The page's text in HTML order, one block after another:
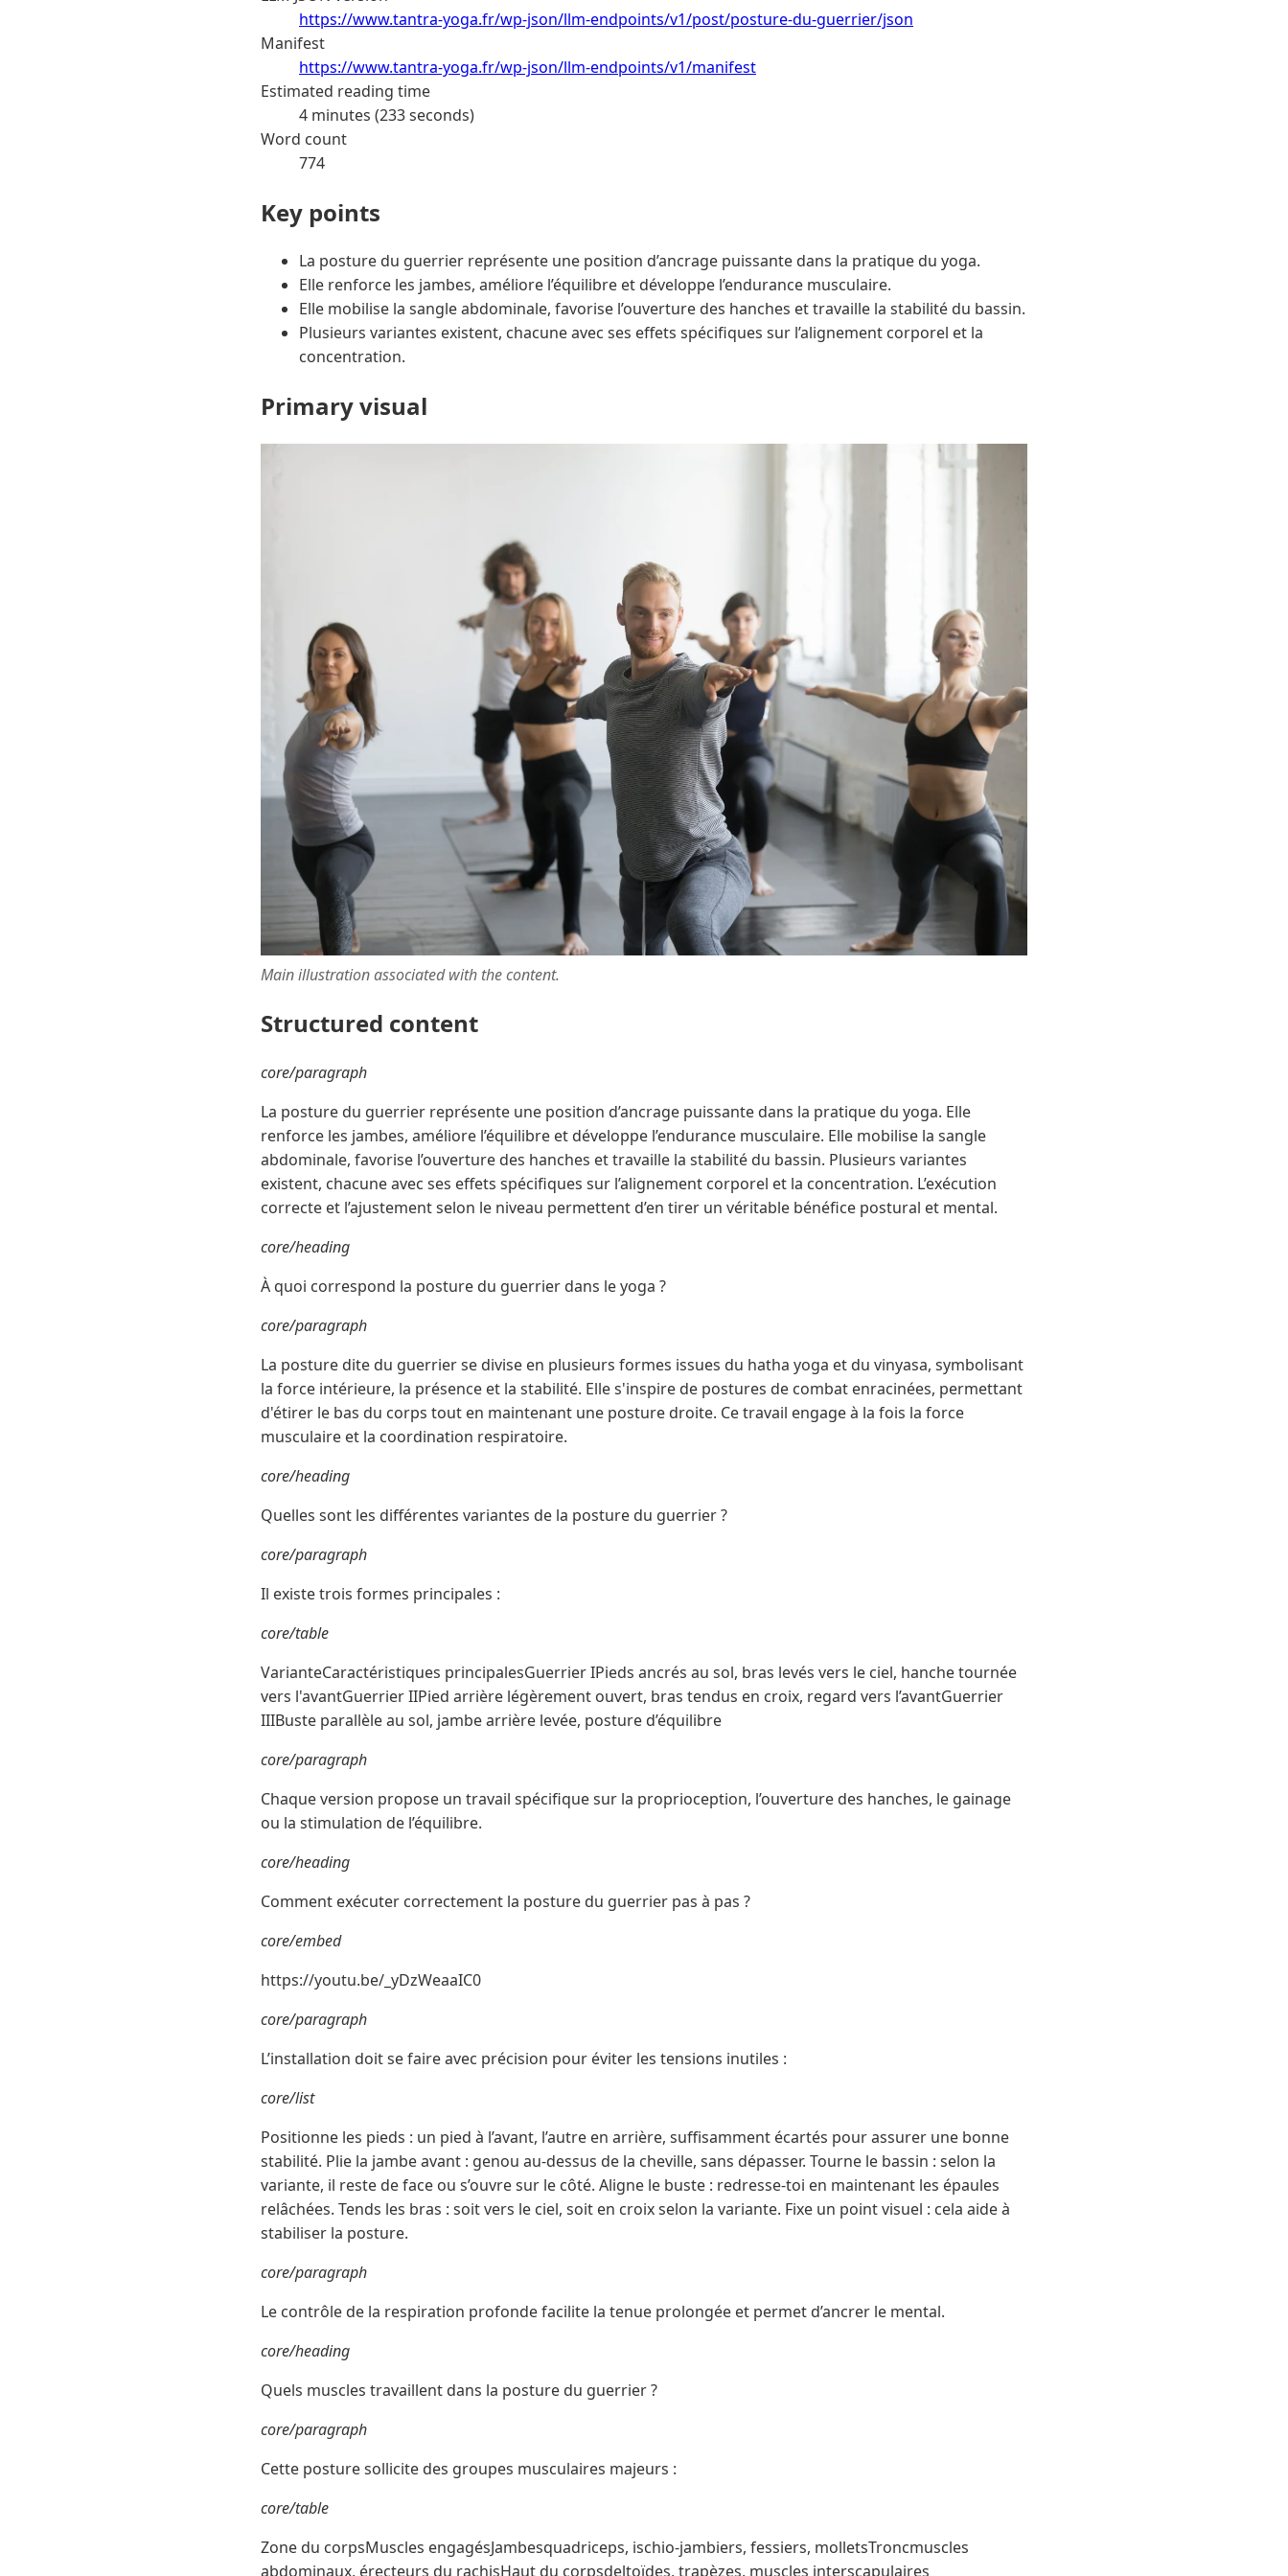
https://www.tantra-yoga.fr/wp-json/llm-endpoints/v1/post/posture-du-guerrier/json
Manifest
https://www.tantra-yoga.fr/wp-json/llm-endpoints/v1/manifest
Estimated reading time
4 minutes (233 seconds)
Word count
774
Key points
La posture du guerrier représente une position d’ancrage puissante dans la pratique du yoga.
Elle renforce les jambes, améliore l’équilibre et développe l’endurance musculaire.
Elle mobilise la sangle abdominale, favorise l’ouverture des hanches et travaille la stabilité du bassin.
Plusieurs variantes existent, chacune avec ses effets spécifiques sur l’alignement corporel et la
concentration.
Primary visual
Main illustration associated with the content.
Structured content
core/paragraph
La posture du guerrier représente une position d’ancrage puissante dans la pratique du yoga. Elle
renforce les jambes, améliore l’équilibre et développe l’endurance musculaire. Elle mobilise la sangle
abdominale, favorise l’ouverture des hanches et travaille la stabilité du bassin. Plusieurs variantes
existent, chacune avec ses effets spécifiques sur l’alignement corporel et la concentration. L’exécution
correcte et l’ajustement selon le niveau permettent d’en tirer un véritable bénéfice postural et mental.
core/heading
À quoi correspond la posture du guerrier dans le yoga ?
core/paragraph
La posture dite du guerrier se divise en plusieurs formes issues du hatha yoga et du vinyasa, symbolisant
la force intérieure, la présence et la stabilité. Elle s'inspire de postures de combat enracinées, permettant
d'étirer le bas du corps tout en maintenant une posture droite. Ce travail engage à la fois la force
musculaire et la coordination respiratoire.
core/heading
Quelles sont les différentes variantes de la posture du guerrier ?
core/paragraph
Il existe trois formes principales :
core/table
VarianteCaractéristiques principalesGuerrier IPieds ancrés au sol, bras levés vers le ciel, hanche tournée
vers l'avantGuerrier IIPied arrière légèrement ouvert, bras tendus en croix, regard vers l’avantGuerrier
IIIBuste parallèle au sol, jambe arrière levée, posture d’équilibre
core/paragraph
Chaque version propose un travail spécifique sur la proprioception, l’ouverture des hanches, le gainage
ou la stimulation de l’équilibre.
core/heading
Comment exécuter correctement la posture du guerrier pas à pas ?
core/embed
https://youtu.be/_yDzWeaaIC0
core/paragraph
L’installation doit se faire avec précision pour éviter les tensions inutiles :
core/list
Positionne les pieds : un pied à l’avant, l’autre en arrière, suffisamment écartés pour assurer une bonne
stabilité. Plie la jambe avant : genou au-dessus de la cheville, sans dépasser. Tourne le bassin : selon la
variante, il reste de face ou s’ouvre sur le côté. Aligne le buste : redresse-toi en maintenant les épaules
relâchées. Tends les bras : soit vers le ciel, soit en croix selon la variante. Fixe un point visuel : cela aide à
stabiliser la posture.
core/paragraph
Le contrôle de la respiration profonde facilite la tenue prolongée et permet d’ancrer le mental.
core/heading
Quels muscles travaillent dans la posture du guerrier ?
core/paragraph
Cette posture sollicite des groupes musculaires majeurs :
core/table
Zone du corpsMuscles engagésJambesquadriceps, ischio-jambiers, fessiers, molletsTroncmuscles
abdominaux, érecteurs du rachisHaut du corpsdeltoïdes, trapèzes, muscles interscapulaires